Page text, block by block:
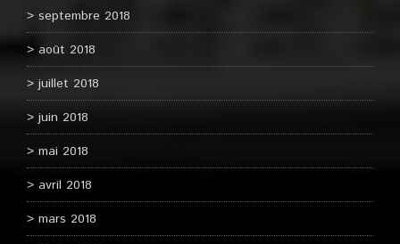
septembre 2018
août 2018
juillet 2018
juin 2018
mai 2018
avril 2018
mars 2018